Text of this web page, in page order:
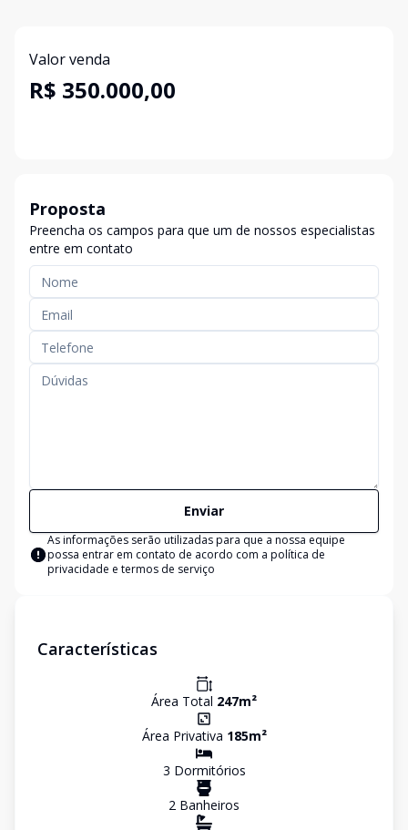
Valor venda
R$ 350.000,00
Proposta
Preencha os campos para que um de nossos especialistas
entre em contato
Enviar
As informações serão utilizadas para que a nossa equipe
possa entrar em contato de acordo com a política de
privacidade e termos de serviço
Características
Área Total 247m²
Área Privativa 185m²
3 Dormitórios
2 Banheiros